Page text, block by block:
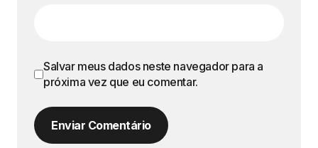
Salvar meus dados neste navegador para a
próxima vez que eu comentar.
Enviar Comentário